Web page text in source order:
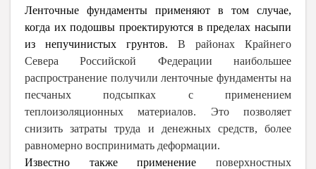
Ленточные фундаменты применяют в том случае,
когда их подошвы проектируются в пределах насыпи
из непучинистых грунтов. В районах Крайнего
Севера Российской Федерации наибольшее
распространение получили ленточные фундаменты на
песчаных подсыпках с применением
теплоизоляционных материалов. Это позволяет
снизить затраты труда и денежных средств, более
равномерно воспринимать деформации.
Известно также применение поверхностных